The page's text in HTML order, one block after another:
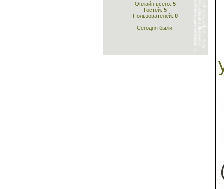
Онлайн всего: 5
Гостей: 5
Пользователей: 0
Сегодня были: